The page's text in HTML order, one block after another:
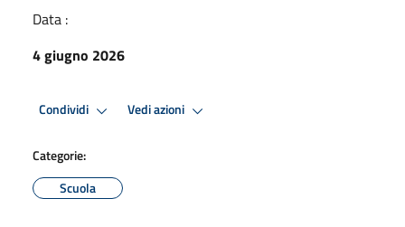
Data :
4 giugno 2026
Condividi Vedi azioni
Categorie:
Scuola